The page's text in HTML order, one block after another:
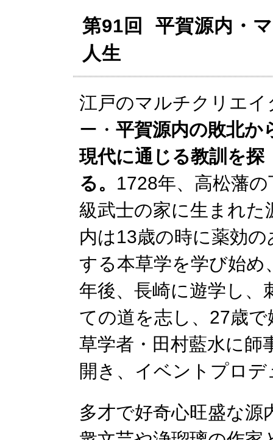
第91回 平賀源内・
人生
江戸のマルチクリエイ
ー・ 平賀源内の敗北か
現代に通じる教訓を探
る。 1728年、高松藩の
級武士の家に生まれた
内は13歳の時に薬効
する本草学を学び始め
年後、長崎に遊学し、
ての道を志し、27歳
草学者・田村藍水に師
開き、イベントプロ
多才で好奇心旺盛な源